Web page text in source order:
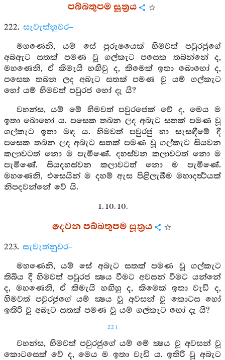
පබ්බතුපම සූත්‍රය
222. සැවැත්නුවර–
මහණෙනි, යම් සේ පුරුෂයෙක් හිමවත් පවුරජුගේ
අබඇට සතක් පමණ වූ ගල්කැට පසෙක තබන්නේ ද,
මහණෙනි, ඒ කිමැයි හඟිවු ද, කිමෙක් ඉතා බොහෝ ද,
පසෙක තබන ලද අබැට සතක් පමණ වූ යම් ගල්කැට
හෝ යම් හිමවත් පවුරජ හෝ දැ යි?
වහන්ස, යම් මේ හිමවත් පවුරජෙක් වේ ද, මෙය ම
ඉතා බොහෝ ය. පසෙක තබන ලද අබැට සතක් පමණ වූ
ගල්කැට ඉතා මඳ ය. හිමවත් පවුරජු හා සැසඳීමේ දී
පසෙක තබන ලද අබැට සතක් පමණ වූ ගල්කැට සියවන
කලාවටත් නො ම පැමිණේ. දහස්වන කලාවටත් නො ම
පැමිණේ. සියදහස්වන කලාවටත් නො ම පැමිණේ.
මහණෙනි, එසෙයින් ම දහම් ඇස පිළිලැබීම මහාදර්‍ත්‍ථයක්
නිපදවන්නේ වේ යි.
1. 10. 10.
දෙවන පබ්බතුපම සූත්‍රය
223. සැවැත්නුවර–
මහණෙනි, යම් සේ අබැට සතක් පමණ වූ ගල්කැට
තිබිය දී හිමවත් පවුරජ ක්‍ෂය වීමට අවසන් වීමට යන්නේ
ද, මහණෙනි, ඒ කිමැයි හඟිහු ද, කිමෙක් ඉතා වැඩි ද,
හිමවත් පවුරජුගේ යම් ක්‍ෂය වූ අවසන් වූ කොටස හෝ
ඉතිරි වූ අබැට සතක් පමණ වූ යම් ගල්කැට හෝ දැ යි?
221
වහන්ස, හිමවත් පවුරජුගේ යම් මේ ක්‍ෂය වූ අවසන් වූ
කොටසෙක් වේ ද, මෙය ම ඉතා වැඩි ය. ඉතිරි වූ අබැට